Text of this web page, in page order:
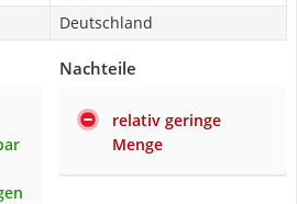
Deutschland
Nachteile
relativ geringe
Menge